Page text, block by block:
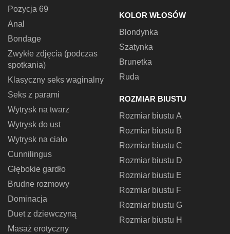
Pozycja 69
Anal
Bondage
Zwykłe zdjęcia (podczas
spotkania)
Klasyczny seks waginalny
Seks z parami
Wytrysk na twarz
Wytrysk do ust
Wytrysk na ciało
Cunnilingus
Głębokie gardło
Brudne rozmowy
Dominacja
Duet z dziewczyną
Masaż erotyczny
KOLOR WŁOSÓW
Blondynka
Szatynka
Brunetka
Ruda
ROZMIAR BIUSTU
Rozmiar biustu A
Rozmiar biustu B
Rozmiar biustu C
Rozmiar biustu D
Rozmiar biustu E
Rozmiar biustu F
Rozmiar biustu G
Rozmiar biustu H